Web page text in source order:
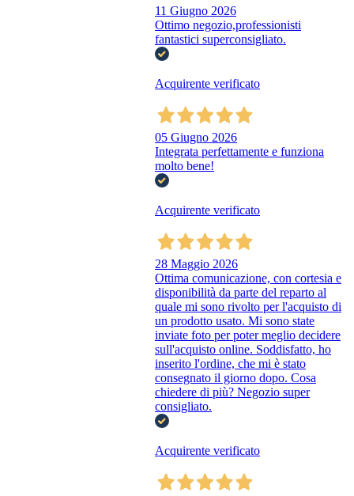
11 Giugno 2026
Ottimo negozio,professionisti
fantastici superconsigliato.
Acquirente verificato
05 Giugno 2026
Integrata perfettamente e funziona
molto bene!
Acquirente verificato
28 Maggio 2026
Ottima comunicazione, con cortesia e
disponibilità da parte del reparto al
quale mi sono rivolto per l'acquisto di
un prodotto usato. Mi sono state
inviate foto per poter meglio decidere
sull'acquisto online. Soddisfatto, ho
inserito l'ordine, che mi è stato
consegnato il giorno dopo. Cosa
chiedere di più? Negozio super
consigliato.
Acquirente verificato